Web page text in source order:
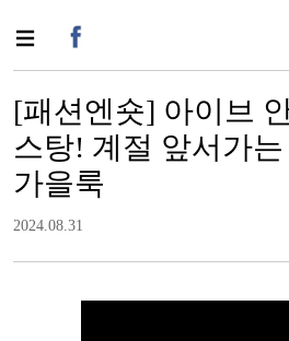
[패션엔숏] 아이브
스탕! 계절 앞서가
가을룩
2024.08.31